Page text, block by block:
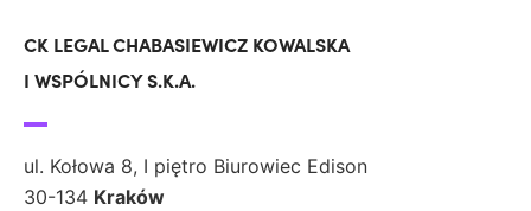
CK LEGAL CHABASIEWICZ KOWALSKA
I WSPÓLNICY S.K.A.
ul. Kołowa 8, I piętro Biurowiec Edison
30-134 Kraków